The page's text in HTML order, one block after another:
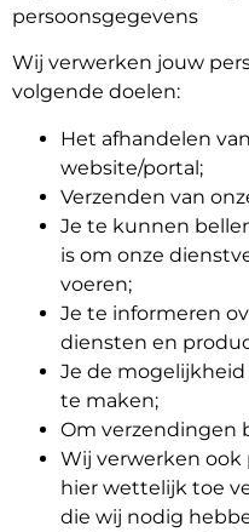
Nederlands
Inloggen
Aanmelden
persoonsgegevens
Wij verwerken jouw
volgende doelen:
Het afhandelen
website/portal;
Verzenden van
Je te kunnen
is om onze
voeren;
Je te informeren
diensten en
Je de
te maken;
Om verzendingen
Wij verwerken ook
hier wettelijk toe
die wij nodig